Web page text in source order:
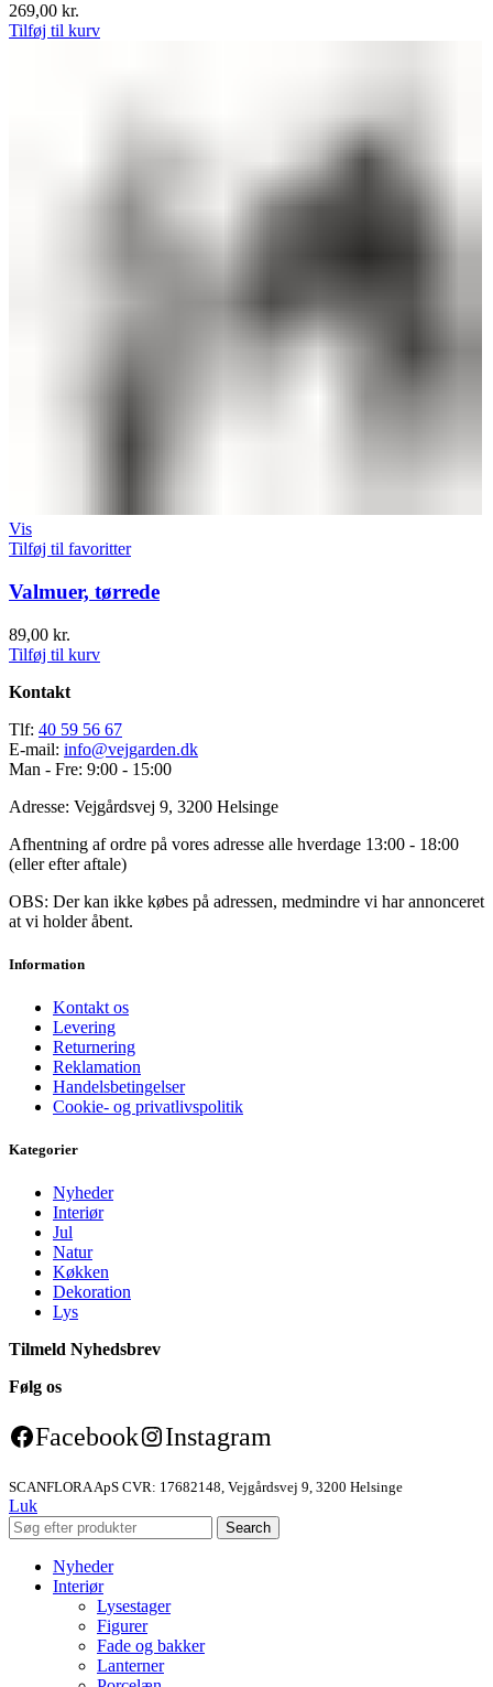
269,00 kr.
Tilføj til kurv
Vis
Tilføj til favoritter
Valmuer, tørrede
89,00 kr.
Tilføj til kurv
Kontakt
Tlf: 40 59 56 67
E-mail: info@vejgarden.dk
Man - Fre: 9:00 - 15:00
Adresse: Vejgårdsvej 9, 3200 Helsinge
Afhentning af ordre på vores adresse alle hverdage 13:00 - 18:00
(eller efter aftale)
OBS: Der kan ikke købes på adressen, medmindre vi har annonceret
at vi holder åbent.
Information
Kontakt os
Levering
Returnering
Reklamation
Handelsbetingelser
Cookie- og privatlivspolitik
Kategorier
Nyheder
Interiør
Jul
Natur
Køkken
Dekoration
Lys
Tilmeld Nyhedsbrev
Følg os
Facebook Instagram
SCANFLORA ApS CVR: 17682148, Vejgårdsvej 9, 3200 Helsinge
Luk
Search
Nyheder
Interiør
Lysestager
Figurer
Fade og bakker
Lanterner